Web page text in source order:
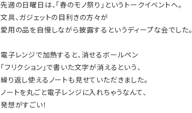
先週の日曜日は、「春のモノ祭り」というトークイベントへ。
文具、ガジェットの目利きの方々が
愛用の品を自慢しながら披露するというディープな会でした。
電子レンジで加熱すると、消せるボールペン
「フリクション」で書いた文字が消えるという、
繰り返し使えるノートも見せていただきました。
ノートを丸ごと電子レンジに入れちゃうなんて、
発想がすごい！